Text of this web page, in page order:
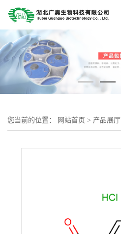
您当前的位置： 网站首页 > 产品展厅